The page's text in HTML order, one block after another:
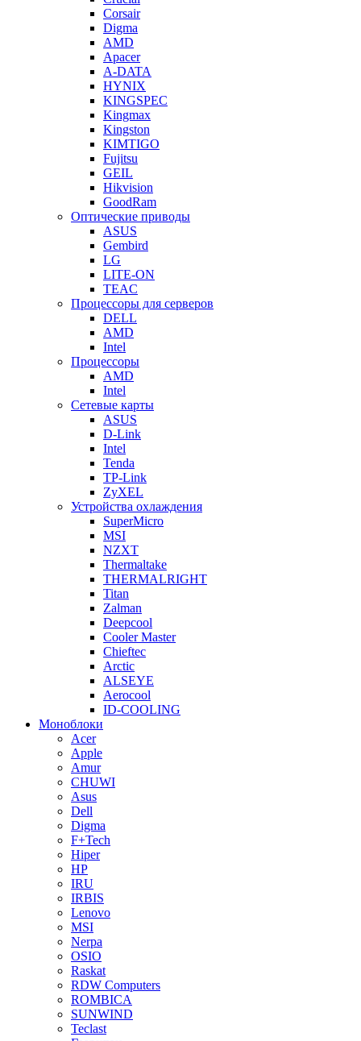
Corsair
Digma
AMD
Apacer
A-DATA
HYNIX
KINGSPEC
Kingmax
Kingston
KIMTIGO
Fujitsu
GEIL
Hikvision
GoodRam
Оптические приводы
ASUS
Gembird
LG
LITE-ON
TEAC
Процессоры для серверов
DELL
AMD
Intel
Процессоры
AMD
Intel
Сетевые карты
ASUS
D-Link
Intel
Tenda
TP-Link
ZyXEL
Устройства охлаждения
SuperMicro
MSI
NZXT
Thermaltake
THERMALRIGHT
Titan
Zalman
Deepcool
Cooler Master
Chieftec
Arctic
ALSEYE
Aerocool
ID-COOLING
Моноблоки
Acer
Apple
Amur
CHUWI
Asus
Dell
Digma
F+Tech
Hiper
HP
IRU
IRBIS
Lenovo
MSI
Nerpa
OSIO
Raskat
RDW Computers
ROMBICA
SUNWIND
Teclast